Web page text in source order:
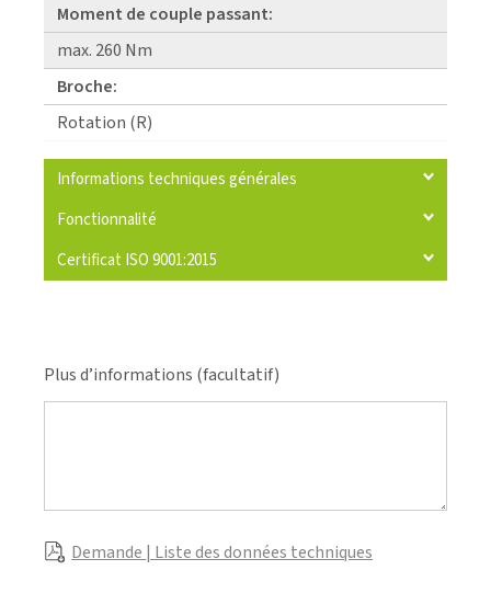
Moment de couple passant:
max. 260 Nm
Broche:
Rotation (R)
Informations techniques générales
Fonctionnalité
Certificat ISO 9001:2015
Plus d’informations (facultatif)
Demande | Liste des données techniques